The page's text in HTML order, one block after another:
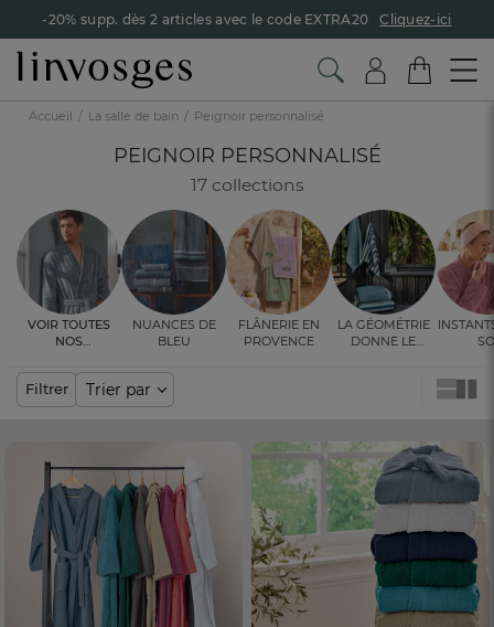
-20% supp. dès 2 articles avec le code EXTRA20 Cliquez-ici
Accueil La salle de bain Peignoir personnalisé
PEIGNOIR PERSONNALISÉ
17 collections
Nuances de
bleu
Flânerie en
Provence
La géométrie
donne le
Voir toutes
nos
Filtrer Trier par